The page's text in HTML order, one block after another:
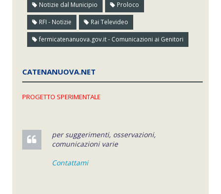
Notizie dal Municipio Proloco
RFI - Notizie Rai Televideo
fermicatenanuova.gov.it - Comunicazioni ai Genitori
CATENANUOVA.NET
PROGETTO SPERIMENTALE
per suggerimenti, osservazioni,
comunicazioni varie
Contattami